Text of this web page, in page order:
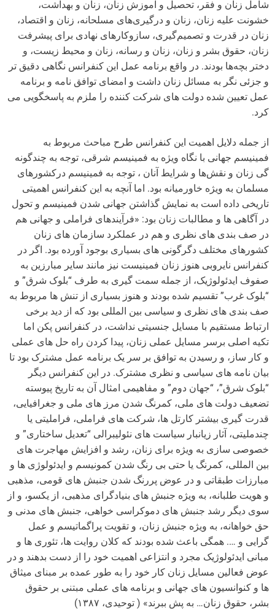
شامل زنان و فقر، تحصیل و آموزش زنان، زنان و بهداشت،
خشونت علیه زنان، زنان و درگیری‌های مسلحانه، زنان و اقتصاد،
زنان در قدرت و تصمیم‌گیری، سازوکارهای نهادی برای پیشرفت
زنان، حقوق بشر و زنان، زنان و رسانه، زنان و محیط زیست، و
دختر بچه‌ها بودند. در واقع برنامه عمل این کنفرانس نگاهی دقیق تر
و جزئی نگر به مسائل زنان داشت و امضای توافق نامه و برنامه
عمل تعیین شده دولت های شرکت کننده را ملزم به پاسخگویی می
کرد.
از جمله دلایل اهمیت این کنفرانس طرح مباحث مربوط به
فمینیسم جهانی با نگاه ویژه به فمینیسم شرقی،‌ توجه به‌ چندگونه
گی‌ زنان‌ و نقش‌ها و شرایط‌ آنان‌ ، توجه به فمینیسم درکشورهای
مسلمان به ویژه خاورمیانه بود. اما آنچه به این کنفرانس اهمیتی
تاریخی داده است به نمایش گذاشتن جهانی شدن فمینیسم و تحول
در آگاهی ها و مطالبات زنان بود: «فرآیندهای فراملی و جهانی هم
در صف بندی های نظری و هم در عملکرد سازمان های زنان
کشورهای مختلف دگرگونی های بسیاری بوجود آورده بود. اگر در
کنفرانس نایروبی هنوز زنان فمینیست نیز مانند سایر مبارزین به
صفوف ایدئولوژیک، از جمله سمت گیری به طرف “بلوک شرق” و
“بلوک غرب” تقسیم شده بودند و هنوز بسیاری از تنش ها مربوط به
صف بندی های نظری و سیاسی بین المللی بود که از دید برخی
ارتباط مستقیم با مسایل جنسیتی نداشت، در کنفرانس پکن اما
تکیه اصلی برسر مسایل عملی زنان، پیدا کردن راه حل های عملی
و کار ساز، و رسیدن به توافق بر سر یک برنامه عمل مشترک بود تا
بیان نامه های سیاسی و نظری مشترک. در این کنفرانس دیگر
“بلوک شرق”، “جهان دوم” و مفاهیمی امثال آن به تاریخ پیوسته
تضعیف دولت های ملی، کمرنگ شدن مرز های ملی و جغرافیایی،
قدرت گیری بیشتر کارتل ها، شرکت های فراملی، فراملیتی یا
چندملیتی، آثار زیانبار سیاست های نئولیبرالی “تعدیل ساختاری” و
خصوصی سازی به ویژه برای زنان، رشد و افزایش مهاجرت های
بین المللی، کمرنگ یا حتی بی رنگ شدن کمونیسم و ایدئولوژی ها و
مبارزات طبقاتی و در عوض پررنگ شدن جنبش های قومی، مذهبی
و هویت طلبانه، به ویژه جنبش های بنیادگرای مذهبی، از یکسو، و از
سوی دیگر رشد جنبش های دموکراسی خواهی، جنبش های مدنی و
حق خواهانه، به ویژه جنبش زنان، و تقویت پراگماتیسم و عمل
گرایی و …. همگی باعث شده بودند که کلان روایت ها، تئوری ها و
مبانی ایدئولوژیک مجرد و انتزاعی اهمیت خود را از دست بدهند و در
عوض فعالین مسایل زنان کار خود را به طور عمده بر مبنای میثاق
ها و کنوانسیون های جهانی و برنامه های عملی مبتنی بر حقوق
بشر، حقوق زنان… به پش ببرند» ( توحیدی، ۱۳۸۷)